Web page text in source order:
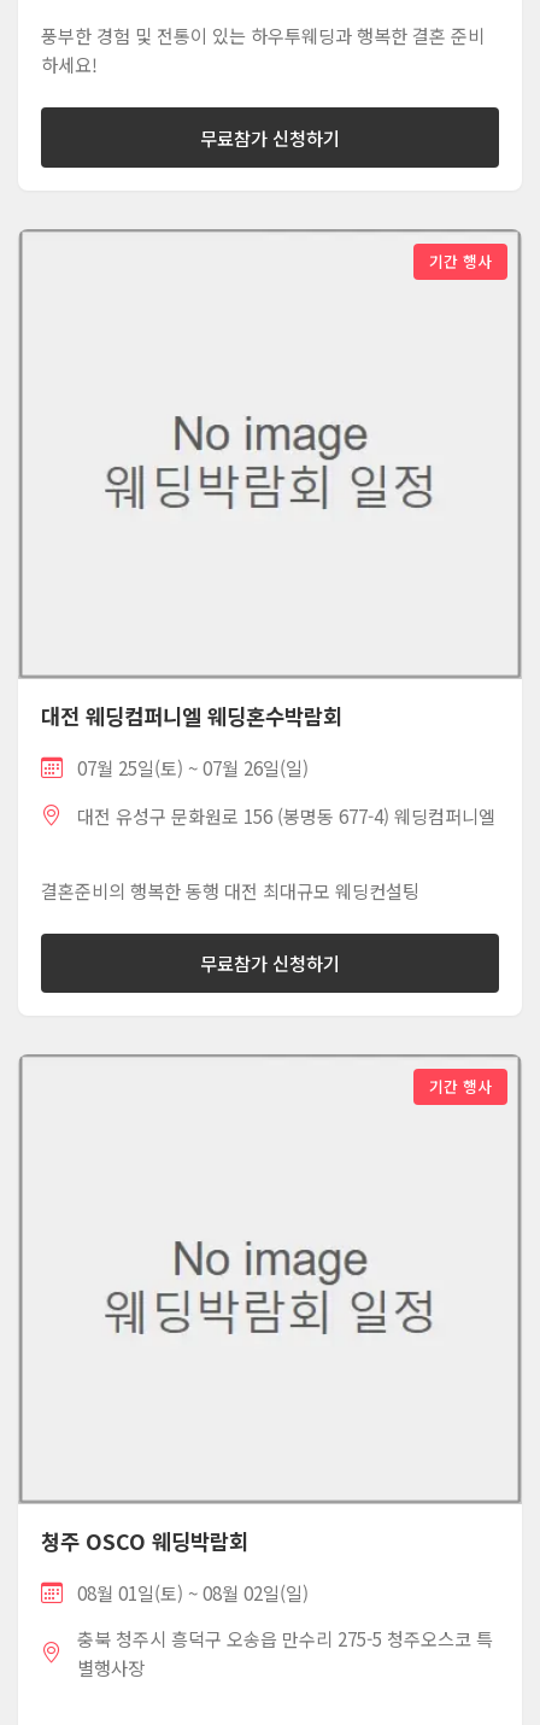
풍부한 경험 및 전통이 있는 하우투웨딩과 행복한 결혼 준비
하세요!
무료참가 신청하기
기간 행사
대전 웨딩컴퍼니엘 웨딩혼수박람회
07월 25일(토) ~ 07월 26일(일)
대전 유성구 문화원로 156 (봉명동 677-4) 웨딩컴퍼니엘
결혼준비의 행복한 동행 대전 최대규모 웨딩컨설팅
무료참가 신청하기
기간 행사
청주 OSCO 웨딩박람회
08월 01일(토) ~ 08월 02일(일)
충북 청주시 흥덕구 오송읍 만수리 275-5 청주오스코 특
별행사장